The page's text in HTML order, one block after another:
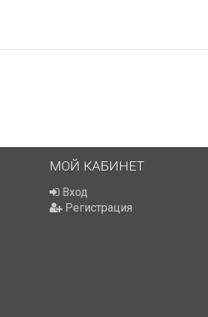
МОЙ КАБИНЕТ
Вход
Регистрация